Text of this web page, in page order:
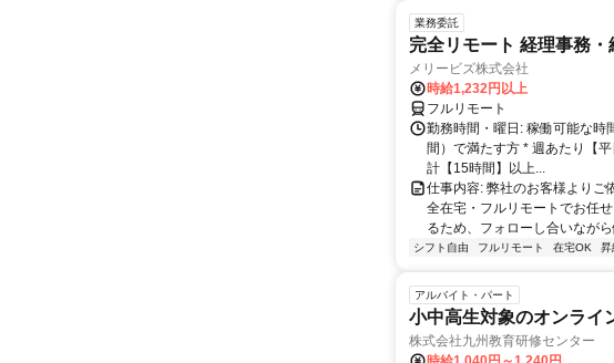
業務委託
完全リモート 経理事務・
メリービズ株式会社
時給1,232円以上
フルリモート
勤務時間・曜日: 稼働可能な
間）で満たす方 * 週あたり【
計【15時間】以上...
仕事内容: 弊社のお客様よりご
全在宅・フルリモートでお任
るため、フォローし合いなが
シフト自由 フルリモート 在宅OK 昇
アルバイト・パート
小中高生対象のオンライ
株式会社九州教育研修センター